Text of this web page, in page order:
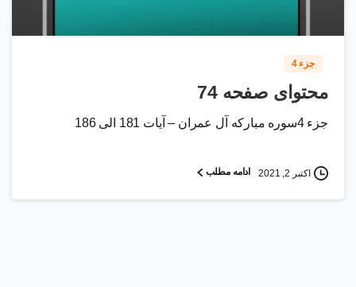
جزء 4
محتوای صفحه 74
جزء 4سوره مبارکه آل عمران – آیات 181 الی 186
اکتبر 2, 2021 ادامه مطلب